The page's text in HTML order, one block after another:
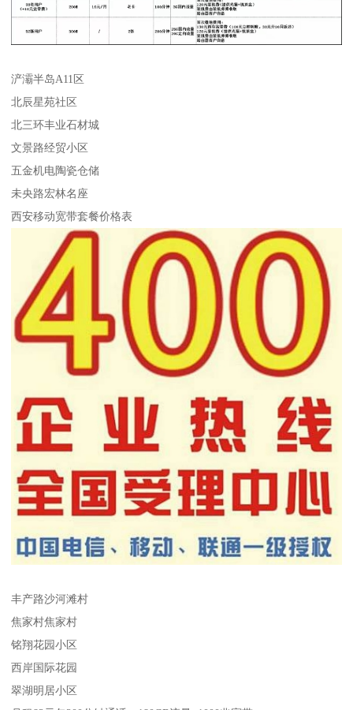
浐灞半岛A11区
北辰星苑社区
北三环丰业石材城
文景路经贸小区
五金机电陶瓷仓储
未央路宏林名座
西安移动宽带套餐价格表
丰产路沙河滩村
焦家村焦家村
铭翔花园小区
西岸国际花园
翠湖明居小区